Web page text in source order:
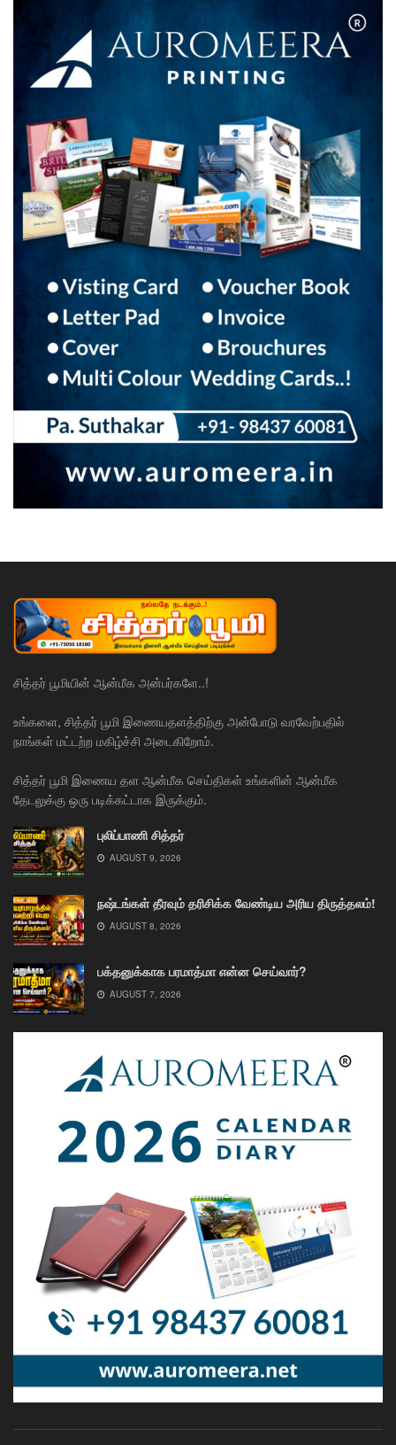
சித்தர் பூமியின் ஆன்மீக அன்பர்களே..!
உங்களை, சித்தர் பூமி இணையதளத்திற்கு அன்போடு வரவேற்பதில்
நாங்கள் மட்டற்ற மகிழ்ச்சி அடைகிறோம்.
சித்தர் பூமி இணைய தள ஆன்மீக செய்திகள் உங்களின் ஆன்மீக
தேடலுக்கு ஒரு படிக்கட்டாக இருக்கும்.
புலிப்பாணி சித்தர்
AUGUST 9, 2026
நஷ்டங்கள் தீரவும் தரிசிக்க வேண்டிய அரிய திருத்தலம்!
AUGUST 8, 2026
பக்தனுக்காக பரமாத்மா என்ன செய்வார்?
AUGUST 7, 2026